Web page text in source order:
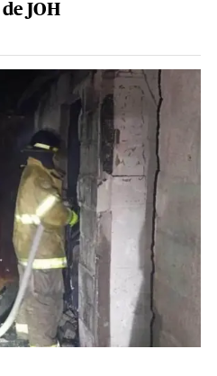
JOH